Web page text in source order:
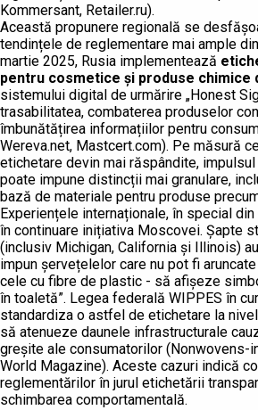
Kommersant, Retailer.ru).
Această propunere regională se
tendințele de reglementare mai ample
martie 2025, Rusia implementează
pentru cosmetice și produse chimice
sistemului digital de urmărire „Honest
trasabilitatea, combaterea produselor
îmbunătățirea informațiilor pentru
Wereva.net, Mastcert.com). Pe măsură
etichetare devin mai răspândite,
poate impune distincții mai granulare,
bază de materiale pentru produse
Experiențele internaționale, în special
în continuare inițiativa Moscovei. Șapte
(inclusiv Michigan, California și Illinois)
impun șervețelelor care nu pot fi
cele cu fibre de plastic - să afișeze
în toaletă”. Legea federală WIPPES în
standardiza o astfel de etichetare la
să atenueze daunele infrastructurale
greșite ale consumatorilor (Nonwovens-
World Magazine). Aceste cazuri indică
reglementărilor în jurul etichetării
schimbarea comportamentală.